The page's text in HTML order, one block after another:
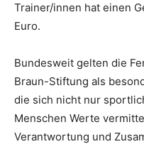
Trainer/innen hat einen
Euro.
Bundesweit gelten die
Braun-Stiftung als
die sich nicht nur
Menschen Werte
Verantwortung und